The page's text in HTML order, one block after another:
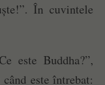
În cuvintele
este Buddha?”,
este întrebat: